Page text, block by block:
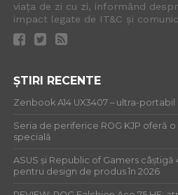
viața de zi cu zi, informând
impact legate de IT&C și
ȘTIRI RECENTE
Zenbook A14 UX3407 – ultra-
Seria de periferice ROG KJP oferă
specială
ASUS și Republic of Gamers
pentru design de produs în 2026